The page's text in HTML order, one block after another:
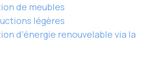
de meubles
légères
d’énergie renouvelable via la